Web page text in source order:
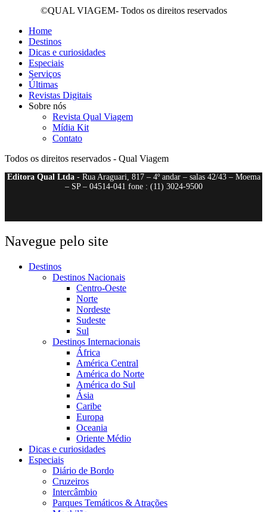
©QUAL VIAGEM- Todos os direitos reservados
Home
Destinos
Dicas e curiosidades
Especiais
Serviços
Últimas
Revistas Digitais
Sobre nós
Revista Qual Viagem
Mídia Kit
Contato
Todos os direitos reservados - Qual Viagem
Editora Qual Ltda- Rua Araguari, 817 – 4º andar – salas 42/43 – Moema
– SP – 04514-041 fone : (11) 3024-9500
Navegue pelo site
Destinos
Destinos Nacionais
Centro-Oeste
Norte
Nordeste
Sudeste
Sul
Destinos Internacionais
África
América Central
América do Norte
América do Sul
Ásia
Caribe
Europa
Oceania
Oriente Médio
Dicas e curiosidades
Especiais
Diário de Bordo
Cruzeiros
Intercâmbio
Parques Temáticos & Atrações